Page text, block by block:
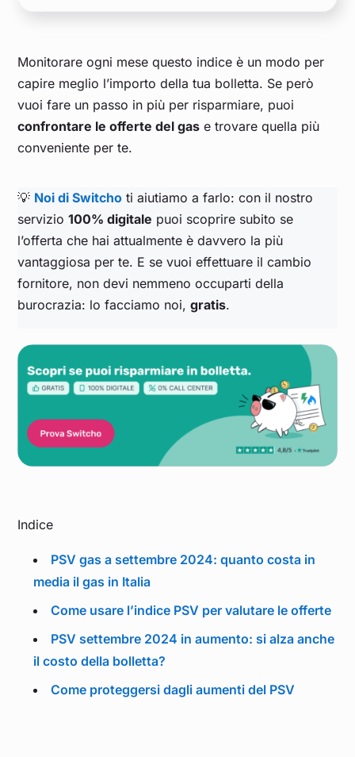
Monitorare ogni mese questo indice è un modo per
capire meglio l’importo della tua bolletta. Se però
vuoi fare un passo in più per risparmiare, puoi
confrontare le offerte del gas e trovare quella più
conveniente per te.
💡 Noi di Switcho ti aiutiamo a farlo: con il nostro
servizio100% digitale puoi scoprire subito se
l’offerta che hai attualmente è davvero la più
vantaggiosa per te. E se vuoi effettuare il cambio
fornitore, non devi nemmeno occuparti della
burocrazia: lo facciamo noi,gratis.
Indice
PSV gas a settembre 2024: quanto costa in
media il gas in Italia
Come usare l’indice PSV per valutare le offerte
PSV settembre 2024 in aumento: si alza anche
il costo della bolletta?
Come proteggersi dagli aumenti del PSV